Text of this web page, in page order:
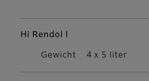
Hi Rendol I
Gewicht 4 x 5 liter